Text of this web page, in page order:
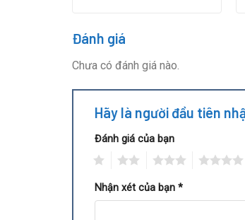
Đánh giá
Chưa có đánh giá nào.
Hãy là người đầu tiên
Đánh giá của bạn
Nhận xét của bạn *